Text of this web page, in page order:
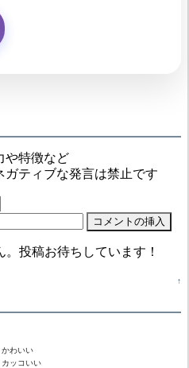
や特徴など
ティブな発言は禁止です
投稿お待ちしています！
↑
かわいい
カッコいい